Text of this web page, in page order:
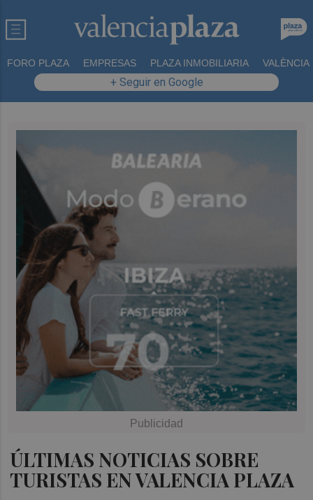
FORO PLAZA EMPRESAS PLAZA INMOBILIARIA VALÈNCIA
+ Seguir en Google
ÚLTIMAS NOTICIAS SOBRE
TURISTAS EN VALENCIA PLAZA